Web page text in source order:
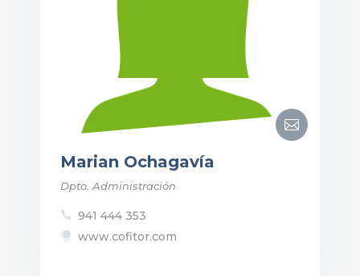

Marian Ochagavía
Dpto. Administración
 941 444 353
 www.cofitor.com